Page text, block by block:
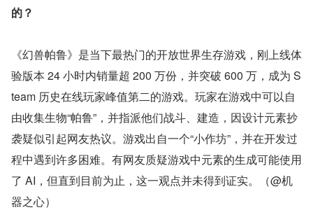
的？
《幻兽帕鲁》是当下最热门的开放世界生存游戏，刚上线体
验版本 24 小时内销量超 200 万份，并突破 600 万，成为 S
team 历史在线玩家峰值第二的游戏。玩家在游戏中可以自
由收集生物“帕鲁”，并指派他们战斗、建造，因设计元素抄
袭疑似引起网友热议。游戏出自一个“小作坊”，并在开发过
程中遇到许多困难。有网友质疑游戏中元素的生成可能使用
了 AI，但直到目前为止，这一观点并未得到证实。（@机
器之心）